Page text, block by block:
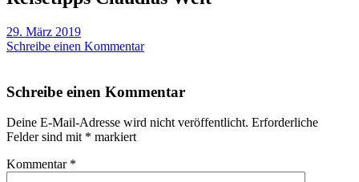
29. März 2019
Schreibe einen Kommentar
Schreibe einen Kommentar
Deine E-Mail-Adresse wird nicht veröffentlicht. Erforderliche
Felder sind mit * markiert
Kommentar *